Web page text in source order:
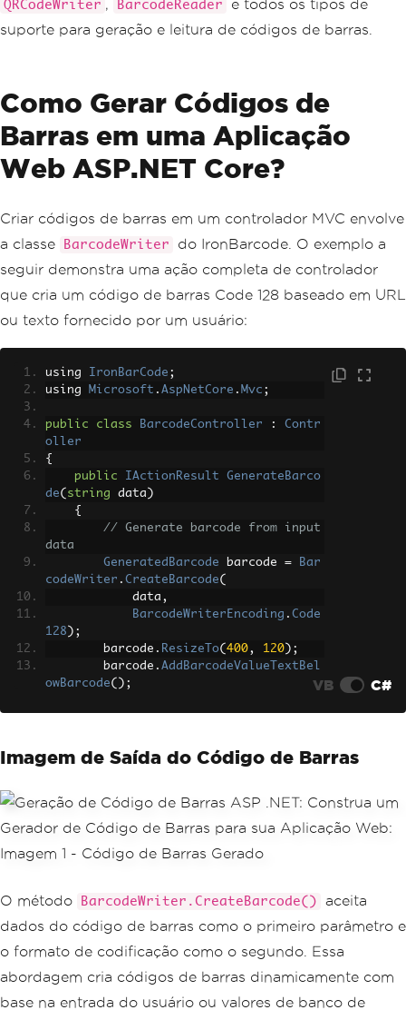
QRCodeWriter , BarcodeReader
e todos os tipos de
suporte para geração e leitura de códigos de barras.
Como Gerar Códigos de
Barras em uma Aplicação
Web ASP.NET Core?
Criar códigos de barras em um controlador MVC envolve
a classe
BarcodeWriter
do IronBarcode. O exemplo a
seguir demonstra uma ação completa de controlador
que cria um código de barras Code 128 baseado em URL
ou texto fornecido por um usuário:
using IronBarCode ;
using Microsoft . AspNetCore . Mvc ;
public class BarcodeController :
Contr
oller
{
public
IActionResult
GenerateBarco
de( string data )
{
// Generate barcode from input
data
GeneratedBarcode barcode =
Bar
codeWriter . CreateBarcode(
            data
,
BarcodeWriterEncoding . Code
128 );
        barcode
. ResizeTo( 400, 120 );
        barcode
. AddBarcodeValueTextBel
owBarcode();
ToPngBinaryData();
barcodeBytes
}
VB C#
Imagem de Saída do Código de Barras
O método BarcodeWriter.CreateBarcode()
aceita
dados do código de barras como o primeiro parâmetro e
o formato de codificação como o segundo. Essa
abordagem cria códigos de barras dinamicamente com
base na entrada do usuário ou valores de banco de